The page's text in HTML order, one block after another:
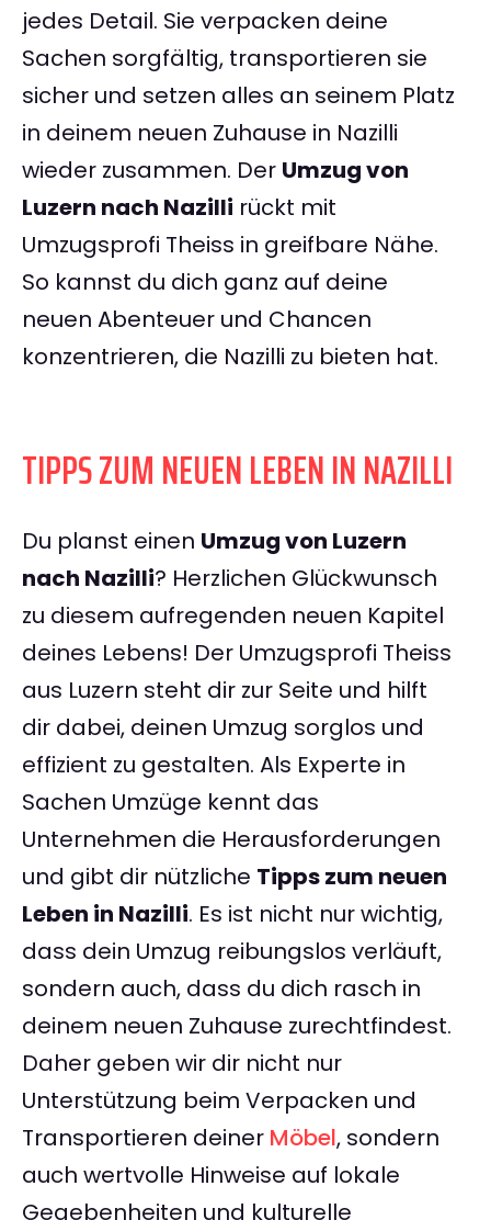
jedes Detail. Sie verpacken deine
Sachen sorgfältig, transportieren sie
sicher und setzen alles an seinem Platz
in deinem neuen Zuhause in Nazilli
wieder zusammen. Der Umzug von
Luzern nach Nazilli rückt mit
Umzugsprofi Theiss in greifbare Nähe.
So kannst du dich ganz auf deine
neuen Abenteuer und Chancen
konzentrieren, die Nazilli zu bieten hat.
TIPPS ZUM NEUEN LEBEN IN NAZILLI
Du planst einen Umzug von Luzern
nach Nazilli? Herzlichen Glückwunsch
zu diesem aufregenden neuen Kapitel
deines Lebens! Der Umzugsprofi Theiss
aus Luzern steht dir zur Seite und hilft
dir dabei, deinen Umzug sorglos und
effizient zu gestalten. Als Experte in
Sachen Umzüge kennt das
Unternehmen die Herausforderungen
und gibt dir nützliche Tipps zum neuen
Leben in Nazilli. Es ist nicht nur wichtig,
dass dein Umzug reibungslos verläuft,
sondern auch, dass du dich rasch in
deinem neuen Zuhause zurechtfindest.
Daher geben wir dir nicht nur
Unterstützung beim Verpacken und
Transportieren deiner Möbel, sondern
auch wertvolle Hinweise auf lokale
Gegebenheiten und kulturelle